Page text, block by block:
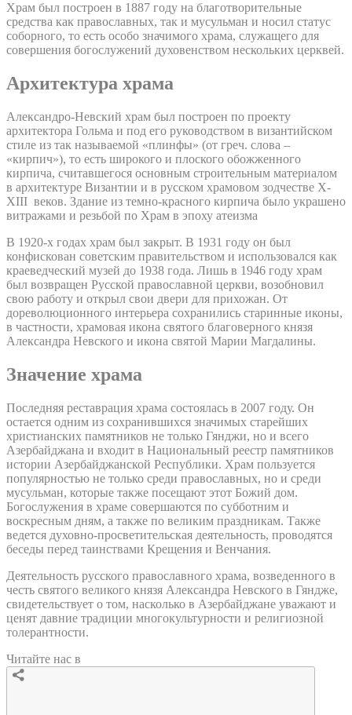
Храм был построен в 1887 году на благотворительные
средства как православных, так и мусульман и носил статус
соборного, то есть особо значимого храма, служащего для
совершения богослужений духовенством нескольких церквей.
Архитектура храма
Александро-Невский храм был построен по проекту
архитектора Гольма и под его руководством в византийском
стиле из так называемой «плинфы» (от греч. слова –
«кирпич»), то есть широкого и плоского обожженного
кирпича, считавшегося основным строительным материалом
в архитектуре Византии и в русском храмовом зодчестве X-
XIII веков. Здание из темно-красного кирпича было украшено
витражами и резьбой по Храм в эпоху атеизма
В 1920-х годах храм был закрыт. В 1931 году он был
конфискован советским правительством и использовался как
краеведческий музей до 1938 года. Лишь в 1946 году храм
был возвращен Русской православной церкви, возобновил
свою работу и открыл свои двери для прихожан. От
дореволюционного интерьера сохранились старинные иконы,
в частности, храмовая икона святого благоверного князя
Александра Невского и икона святой Марии Магдалины.
Значение храма
Последняя реставрация храма состоялась в 2007 году. Он
остается одним из сохранившихся значимых старейших
христианских памятников не только Гянджи, но и всего
Азербайджана и входит в Национальный реестр памятников
истории Азербайджанской Республики. Храм пользуется
популярностью не только среди православных, но и среди
мусульман, которые также посещают этот Божий дом.
Богослужения в храме совершаются по субботним и
воскресным дням, а также по великим праздникам. Также
ведется духовно-просветительская деятельность, проводятся
беседы перед таинствами Крещения и Венчания.
Деятельность русского православного храма, возведенного в
честь святого великого князя Александра Невского в Гяндже,
свидетельствует о том, насколько в Азербайджане уважают и
ценят давние традиции многокультурности и религиозной
толерантности.
Читайте нас в